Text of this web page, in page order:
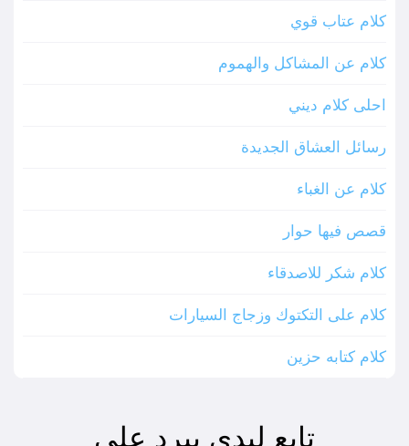
كلام عتاب قوي
كلام عن المشاكل والهموم
احلى كلام ديني
رسائل العشاق الجديدة
كلام عن الغباء
قصص فيها حوار
كلام شكر للاصدقاء
كلام على التكتوك وزجاج السيارات
كلام كتابه حزين
تابع ليدي بيرد على